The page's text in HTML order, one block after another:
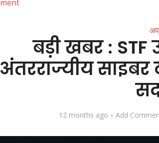
बड़ी खबर : STF
अंतरराज्यीय साइबर
12 months ago Add